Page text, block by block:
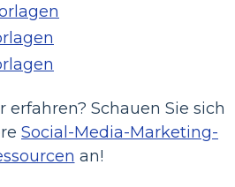
erfahren? Schauen Sie sich
Social-Media-Marketing-
an!